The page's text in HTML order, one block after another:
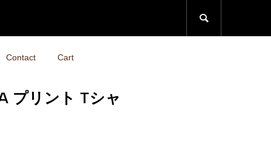

Contact Cart
プリント Tシャ